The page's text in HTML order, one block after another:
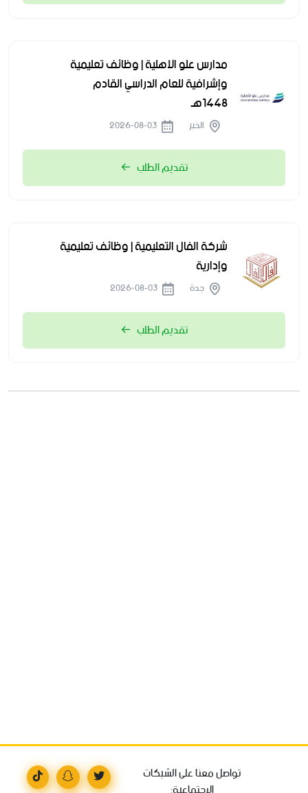
مدارس علو الأهلية | وظائف تعليمية
وإشرافية للعام الدراسي القادم
1448هـ
الخبر
تقديم الطلب
شركة الفال التعليمية | وظائف تعليمية
وإدارية
جدة
تقديم الطلب
تواصل معنا على الشبكات